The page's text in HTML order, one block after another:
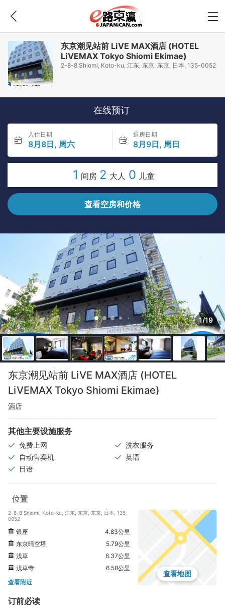
东京潮见站前 LiVE MAX酒店 (HOTEL
LiVEMAX Tokyo Shiomi Ekimae)
2-8-8 Shiomi, Koto-ku, 江东, 东京, 东京, 日本, 135-0052
在线预订
入住日期
8月8日, 周六
退房日期
8月9日, 周日
1 间房 2 大人 0 儿童
查看空房和价格
1/19
东京潮见站前 LiVE MAX酒店 (HOTEL
LiVEMAX Tokyo Shiomi Ekimae)
酒店
其他主要设施服务
免费上网
洗衣服务
自动售卖机
英语
日语
位置
2-8-8 Shiomi, Koto-ku, 江东, 东京, 东京, 日本, 135-
0052
银座
4.83公里
东京晴空塔
5.79公里
浅草
6.37公里
浅草寺
6.58公里
查看附近
查看地图
订前必读